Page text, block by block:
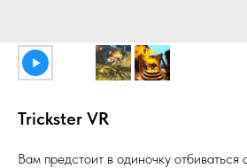
Trickster VR
Вам предстоит в одиночку отбиваться